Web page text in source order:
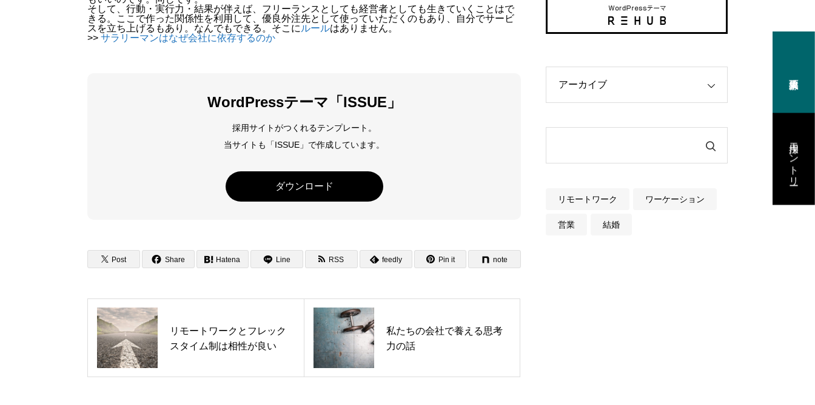
ABOUT
ENTRY
採用エントリー
そして、行動・実行力・結果が伴えば、フリーランスとしても経営者としても生きていくことはで
きる。ここで作った関係性を利用して、優良外注先として使っていただくのもあり、自分でサービ
スを立ち上げるもあり。なんでもできる。そこに ルールはありません。
>> サラリーマンはなぜ会社に依存するのか
WordPressテーマ「ISSUE」
採用サイトがつくれるテンプレート。
当サイトも「ISSUE」で作成しています。
ダウンロード
Post Share Hatena Line RSS feedly Pin it note
リモートワークとフレック
スタイム制は相性が良い
私たちの会社で養える思考
力の話
リモートワーク ワーケーション
営業 結婚